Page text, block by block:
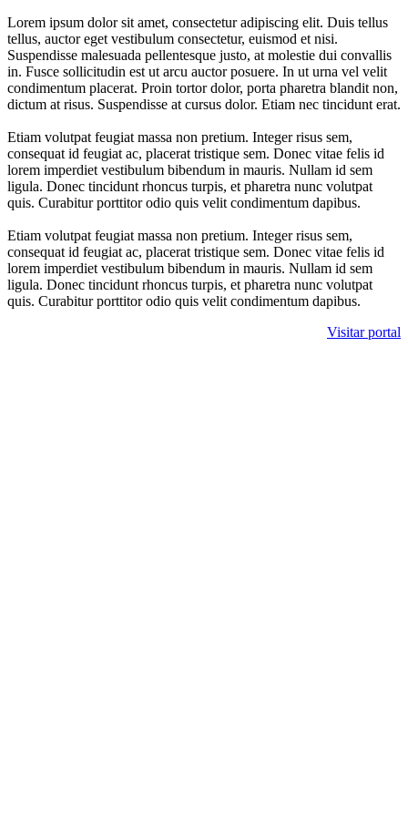
Lorem ipsum dolor sit amet, consectetur adipiscing elit. Duis tellus
tellus, auctor eget vestibulum consectetur, euismod et nisi.
Suspendisse malesuada pellentesque justo, at molestie dui convallis
in. Fusce sollicitudin est ut arcu auctor posuere. In ut urna vel velit
condimentum placerat. Proin tortor dolor, porta pharetra blandit non,
dictum at risus. Suspendisse at cursus dolor. Etiam nec tincidunt erat.
Etiam volutpat feugiat massa non pretium. Integer risus sem,
consequat id feugiat ac, placerat tristique sem. Donec vitae felis id
lorem imperdiet vestibulum bibendum in mauris. Nullam id sem
ligula. Donec tincidunt rhoncus turpis, et pharetra nunc volutpat
quis. Curabitur porttitor odio quis velit condimentum dapibus.
Etiam volutpat feugiat massa non pretium. Integer risus sem,
consequat id feugiat ac, placerat tristique sem. Donec vitae felis id
lorem imperdiet vestibulum bibendum in mauris. Nullam id sem
ligula. Donec tincidunt rhoncus turpis, et pharetra nunc volutpat
quis. Curabitur porttitor odio quis velit condimentum dapibus.
Visitar portal